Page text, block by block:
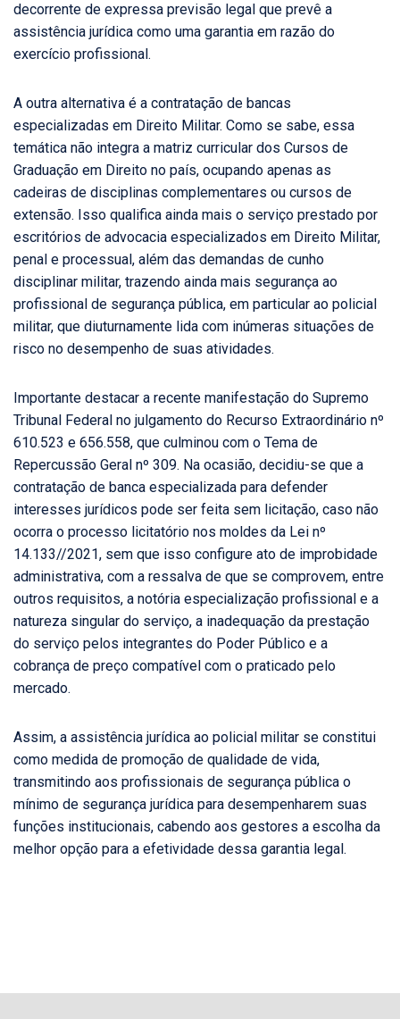
decorrente de expressa previsão legal que prevê a
assistência jurídica como uma garantia em razão do
exercício profissional.
A outra alternativa é a contratação de bancas
especializadas em Direito Militar. Como se sabe, essa
temática não integra a matriz curricular dos Cursos de
Graduação em Direito no país, ocupando apenas as
cadeiras de disciplinas complementares ou cursos de
extensão. Isso qualifica ainda mais o serviço prestado por
escritórios de advocacia especializados em Direito Militar,
penal e processual, além das demandas de cunho
disciplinar militar, trazendo ainda mais segurança ao
profissional de segurança pública, em particular ao policial
militar, que diuturnamente lida com inúmeras situações de
risco no desempenho de suas atividades.
Importante destacar a recente manifestação do Supremo
Tribunal Federal no julgamento do Recurso Extraordinário nº
610.523 e 656.558, que culminou com o Tema de
Repercussão Geral nº 309. Na ocasião, decidiu-se que a
contratação de banca especializada para defender
interesses jurídicos pode ser feita sem licitação, caso não
ocorra o processo licitatório nos moldes da Lei nº
14.133//2021, sem que isso configure ato de improbidade
administrativa, com a ressalva de que se comprovem, entre
outros requisitos, a notória especialização profissional e a
natureza singular do serviço, a inadequação da prestação
do serviço pelos integrantes do Poder Público e a
cobrança de preço compatível com o praticado pelo
mercado.
Assim, a assistência jurídica ao policial militar se constitui
como medida de promoção de qualidade de vida,
transmitindo aos profissionais de segurança pública o
mínimo de segurança jurídica para desempenharem suas
funções institucionais, cabendo aos gestores a escolha da
melhor opção para a efetividade dessa garantia legal.